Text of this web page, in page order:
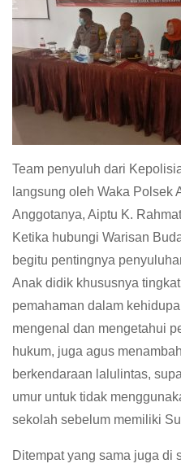
Team penyuluh dari
langsung oleh Waka Polsek
Anggotanya, Aiptu K.
Ketika hubungi Warisan
begitu pentingnya
Anak didik khususnya
pemahaman dalam
mengenal dan mengetahui
hukum, juga agus
berkendaraan lalulintas,
umur untuk tidak
sekolah sebelum memiliki
Ditempat yang sama juga di